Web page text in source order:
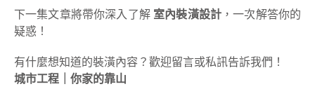
下一集文章將帶你深入了解 室內裝潢設計 ，一次解答你的
疑惑！
有什麼想知道的裝潢內容？歡迎留言或私訊告訴我們！
城市工程｜你家的靠山